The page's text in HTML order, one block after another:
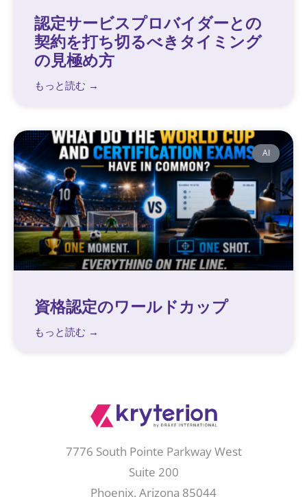
認定サービスプロバイダーとの
契約を打ち切るべきタイミング
の見極め方
もっと読む →
AI
資格認定のワールドカップ
もっと読む →
7776 South Pointe Parkway West
Suite 200
Phoenix, Arizona 85044